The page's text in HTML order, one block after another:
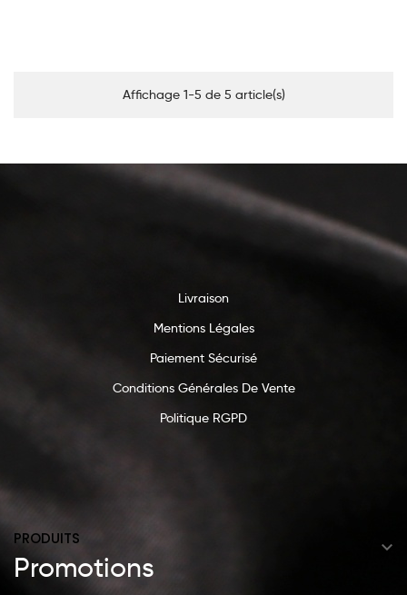
Affichage 1-5 de 5 article(s)
Livraison
Mentions Légales
Paiement Sécurisé
Conditions Générales De Vente
Politique RGPD
PRODUITS 
Promotions